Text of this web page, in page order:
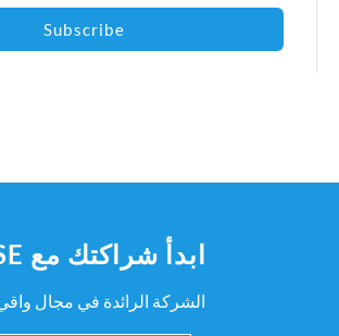
Subscribe
ابدأ شراكتك مع SHAWEASE
الشركة الرائدة في مجال